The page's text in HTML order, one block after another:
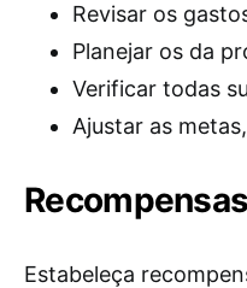
Revisar os
Planejar os da
Verificar todas
Ajustar as
Estabeleça